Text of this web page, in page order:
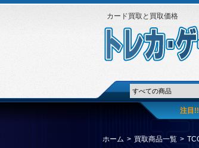
カード買取と買取価格
注目!!
ホーム > 買取商品一覧 >